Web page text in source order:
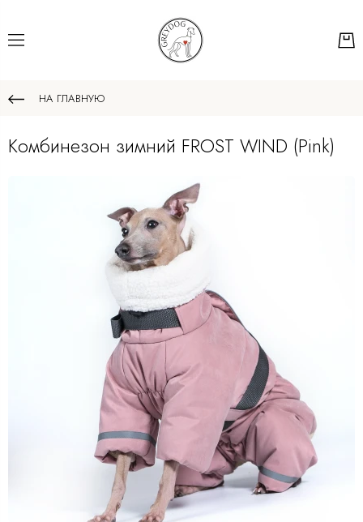
НА ГЛАВНУЮ
Комбинезон зимний FROST WIND (Pink)